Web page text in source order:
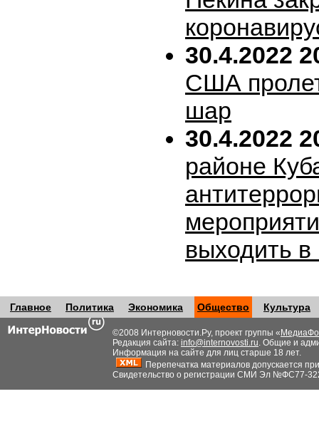
30.4.2022
США
шар
30.4.2022
районе
выходить
Главное Политика Экономика Общество Культура
©2008 Интерновости.Ру, проект группы «
Редакция сайта: info@internovosti.ru. Общие и
Информация на сайте для лиц старше 18 лет.
Перепечатка материалов допускается
Свидетельство о регистрации СМИ Эл №ФС77-